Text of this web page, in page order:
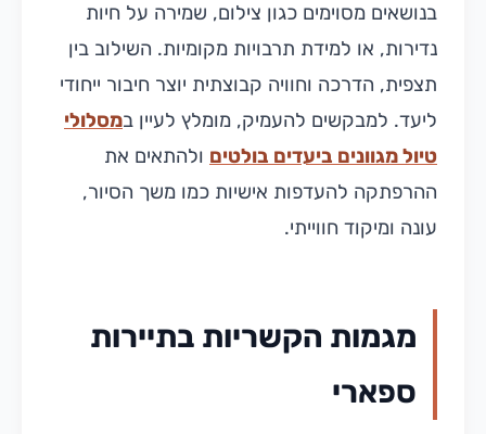
בנושאים מסוימים כגון צילום, שמירה על חיות
נדירות, או למידת תרבויות מקומיות. השילוב בין
תצפית, הדרכה וחוויה קבוצתית יוצר חיבור ייחודי
ליעד. למבקשים להעמיק, מומלץ לעיין במסלולי
טיול מגוונים ביעדים בולטים ולהתאים את
ההרפתקה להעדפות אישיות כמו משך הסיור,
עונה ומיקוד חווייתי.
מגמות הקשריות בתיירות
ספארי